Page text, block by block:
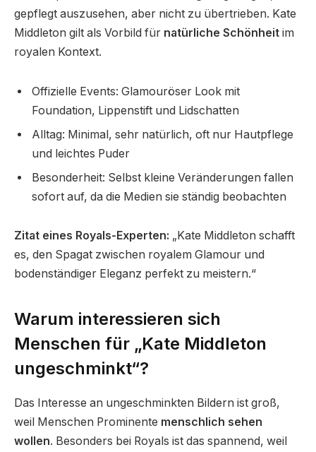
gepflegt auszusehen, aber nicht zu übertrieben. Kate
Middleton gilt als Vorbild für natürliche Schönheit im
royalen Kontext.
Offizielle Events: Glamouröser Look mit
Foundation, Lippenstift und Lidschatten
Alltag: Minimal, sehr natürlich, oft nur Hautpflege
und leichtes Puder
Besonderheit: Selbst kleine Veränderungen fallen
sofort auf, da die Medien sie ständig beobachten
Zitat eines Royals-Experten: „Kate Middleton schafft
es, den Spagat zwischen royalem Glamour und
bodenständiger Eleganz perfekt zu meistern.“
Warum interessieren sich
Menschen für „Kate Middleton
ungeschminkt“?
Das Interesse an ungeschminkten Bildern ist groß,
weil Menschen Prominente menschlich sehen
wollen. Besonders bei Royals ist das spannend, weil